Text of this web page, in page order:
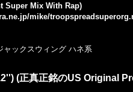
Super Mix With Rap)
mike/
ャックスウィング ハネ系
(正真正銘のUS Original